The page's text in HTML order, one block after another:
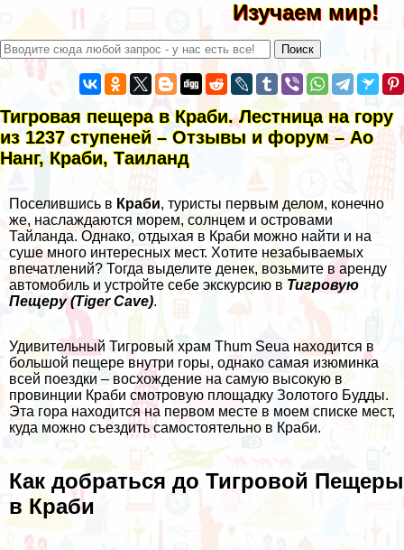
Изучаем мир!
Тигровая пещера в Краби. Лестница на гору
из 1237 ступеней – Отзывы и форум – Ао
Нанг, Краби, Таиланд
Поселившись в Краби, туристы первым делом, конечно
же, наслаждаются морем, солнцем и островами
Тайланда. Однако, отдыхая в Краби можно найти и на
суше много интересных мест. Хотите незабываемых
впечатлений? Тогда выделите денек, возьмите в аренду
автомобиль и устройте себе экскурсию в Тигровую
Пещеру (Tiger Cave).
Удивительный Тигровый храм Thum Seua находится в
большой пещере внутри горы, однако самая изюминка
всей поездки – восхождение на самую высокую в
провинции Краби смотровую площадку Золотого Будды.
Эта гора находится на первом месте в моем списке мест,
куда можно съездить самостоятельно в Краби.
Как добраться до Тигровой Пещеры
в Краби